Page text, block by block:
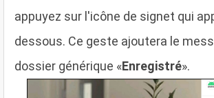
appuyez sur l'icône de signet qui
dessous. Ce geste ajoutera le
dossier générique «Enregistré».